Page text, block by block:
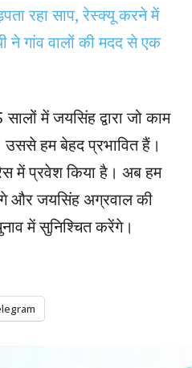
रहा साप, रेस्क्यू करने में
ने गांव वालों की मदद से एक
में जयसिंह द्वारा जो काम
उससे हम बेहद प्रभावित हैं।
में प्रवेश किया है। अब हम
और जयसिंह अग्रवाल की
में सुनिश्चित करेंगे।